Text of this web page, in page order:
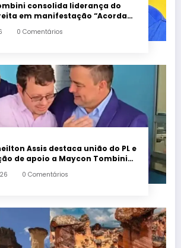
consolida liderança do
em manifestação “Acorda
0 Comentários
Assis destaca união do PL e
de apoio a Maycon Tombini
0 Comentários